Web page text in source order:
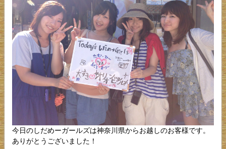
今日のしだめーガールズは神奈川県からお越しのお客様です。
ありがとうございました！